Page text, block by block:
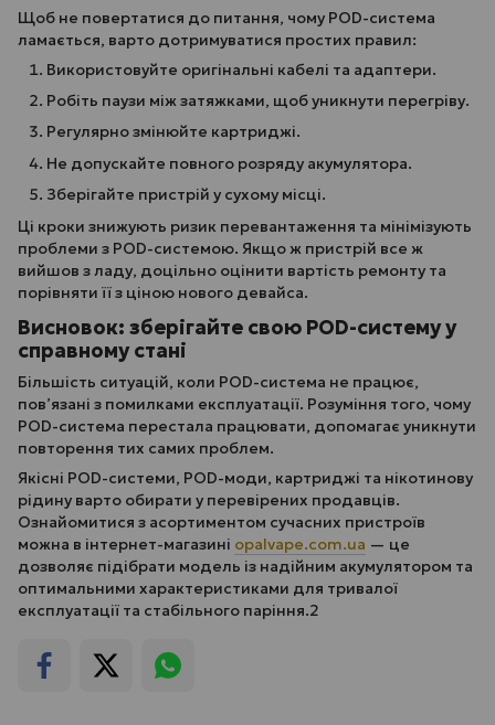
Щоб не повертатися до питання, чому POD-система
ламається, варто дотримуватися простих правил:
Використовуйте оригінальні кабелі та адаптери.
Робіть паузи між затяжками, щоб уникнути перегріву.
Регулярно змінюйте картриджі.
Не допускайте повного розряду акумулятора.
Зберігайте пристрій у сухому місці.
Ці кроки знижують ризик перевантаження та мінімізують
проблеми з POD-системою. Якщо ж пристрій все ж
вийшов з ладу, доцільно оцінити вартість ремонту та
порівняти її з ціною нового девайса.
Висновок: зберігайте свою POD-систему у
справному стані
Більшість ситуацій, коли POD-система не працює,
пов’язані з помилками експлуатації. Розуміння того, чому
POD-система перестала працювати, допомагає уникнути
повторення тих самих проблем.
Якісні POD-системи, POD-моди, картриджі та нікотинову
рідину варто обирати у перевірених продавців.
Ознайомитися з асортиментом сучасних пристроїв
можна в інтернет-магазині opalvape.com.ua — це
дозволяє підібрати модель із надійним акумулятором та
оптимальними характеристиками для тривалої
експлуатації та стабільного паріння.2